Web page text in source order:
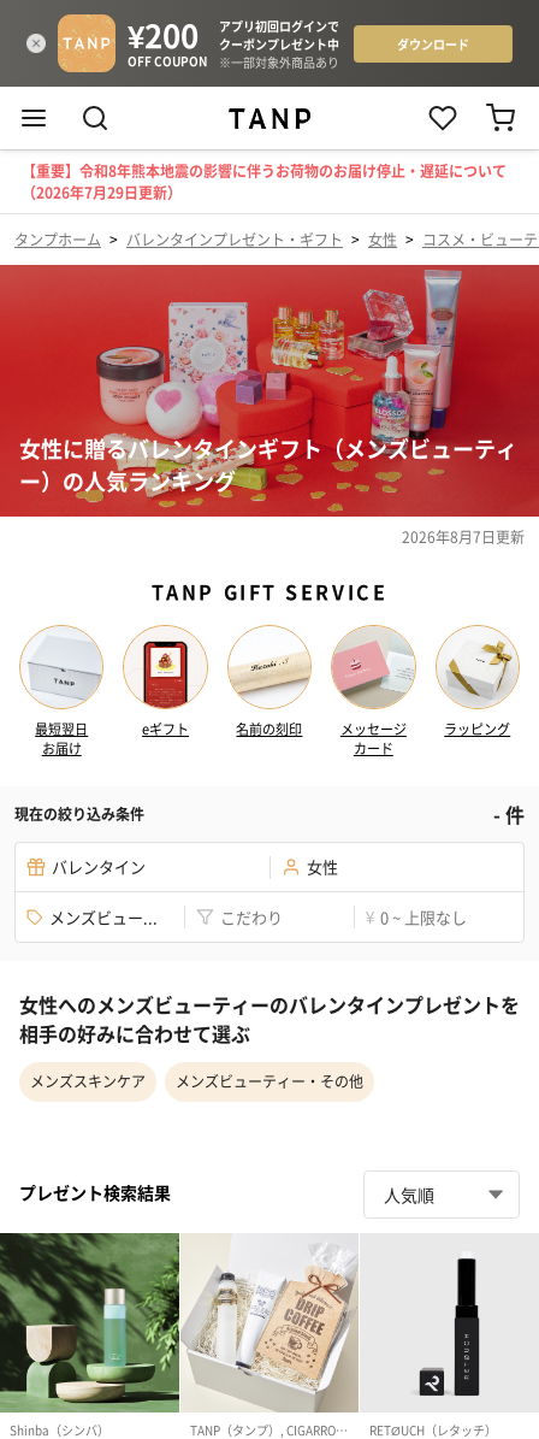
【重要】令和8年熊本地震の影響に伴うお荷物のお届け停止・遅延について
（2026年7月29日更新）
タンプホーム > バレンタインプレゼント・ギフト > 女性 > コスメ・ビュー
女性に贈るバレンタインギフト（メンズビューティ
ー）の人気ランキング
2026年8月7日更新
TANP GIFT SERVICE
最短翌日
お届け
eギフト 名前の刻印
メッセージ
カード
ラッピング
現在の絞り込み条件 -件
バレンタイン 女性
メンズビュー... こだわり ¥ 0 ~ 上限なし
女性へのメンズビューティーのバレンタインプレゼントを
相手の好みに合わせて選ぶ
メンズスキンケア メンズビューティー・その他
プレゼント検索結果